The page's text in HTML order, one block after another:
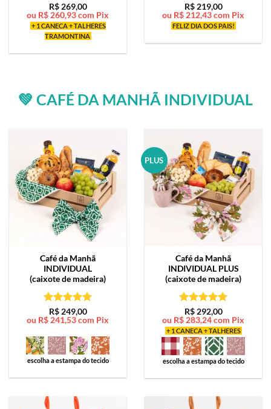
Avaliação5
de 5
R$269,00
ou R$ 260,93com Pix
+ 1 CANECA + TALHERES
TRAMONTINA
Avaliação5
de 5
R$219,00
ou R$ 212,43com Pix
FELIZ DIA DOS PAIS!
💚 CAFÉ DA MANHÃ INDIVIDUAL
Café da Manhã
INDIVIDUAL
(caixote de madeira)
Avaliação5
de 5
R$249,00
ou R$241,53com Pix
escolha a estampa do tecido
PLUS
Café da Manhã
INDIVIDUAL PLUS
(caixote de madeira)
Avaliação5
de 5
R$292,00
ou R$283,24com Pix
+ 1 CANECA + TALHERES
escolha a estampa do tecido